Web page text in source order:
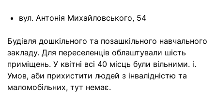
вул. Антонія Михайловського, 54
Будівля дошкільного та позашкільного навчального
закладу. Для переселенців облаштували шість
приміщень. У квітні всі 40 місць були вільними. і.
Умов, аби прихистити людей з інвалідністю та
маломобільних, тут немає.